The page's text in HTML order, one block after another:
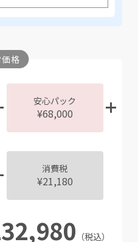
格
安心パック
¥68,000
消費税
¥21,180
（税込）